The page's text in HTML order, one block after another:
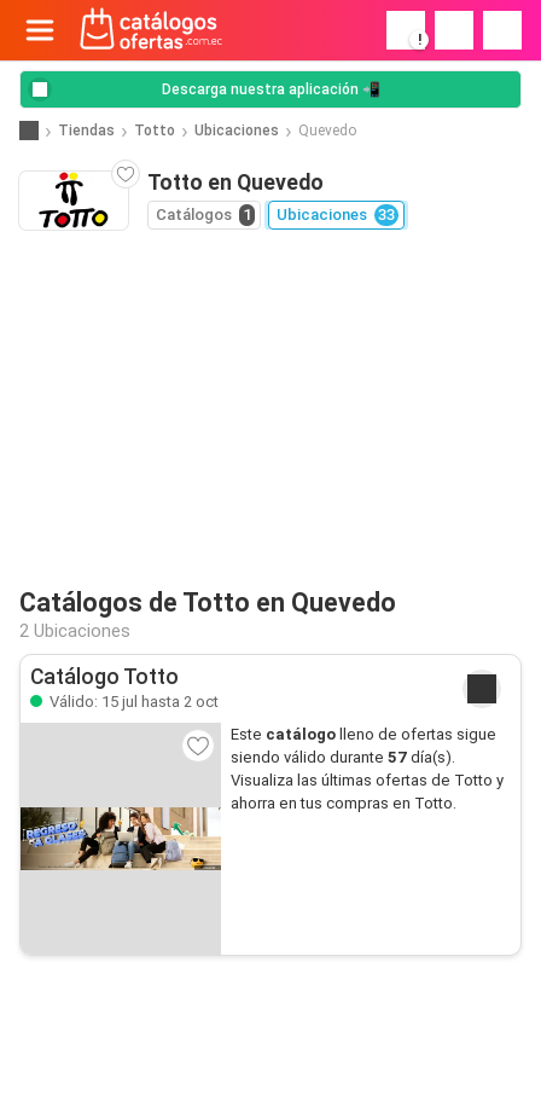
!
Descarga nuestra aplicación 📲
Tiendas Totto Ubicaciones Quevedo
Totto en Quevedo
Catálogos 1 Ubicaciones 33
Catálogos de Totto en Quevedo
2 Ubicaciones
Catálogo Totto
Válido: 15 jul hasta 2 oct
Este catálogo lleno de ofertas sigue
siendo válido durante 57día(s).
Visualiza las últimas ofertas de Totto y
ahorra en tus compras en Totto.